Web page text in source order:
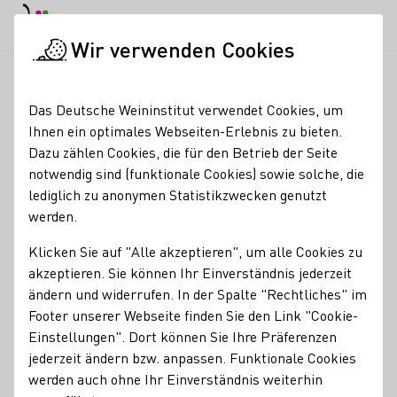
Weißwein-Emoji: Thema
im 'Mainz bleibt Mainz'
Interview
In vielen Regionen Deutschlands wurde Mitte Februar
Brauchtumspflege und Kultur erlebbar. Exemplarisch
berichtet Juliane Schäfer, Deutsche Weinprinzessin
2022/2023 von der Mainzer Fastnacht. Diese blickt auf eine
lange Geschichte zurück, die untrennbar mit dem
Kutlurgut Wein verbunden ist.
Wir verwenden Cookies
Das Deutsche Weininstitut verwendet Cookies, um
Ihnen ein optimales Webseiten-Erlebnis zu bieten.
Dazu zählen Cookies, die für den Betrieb der Seite
notwendig sind (funktionale Cookies) sowie solche, die
lediglich zu anonymen Statistikzwecken genutzt
werden.
Klicken Sie auf "Alle akzeptieren", um alle Cookies zu
akzeptieren. Sie können Ihr Einverständnis jederzeit
ändern und widerrufen. In der Spalte "Rechtliches" im
Footer unserer Webseite finden Sie den Link "Cookie-
Einstellungen". Dort können Sie Ihre Präferenzen
jederzeit ändern bzw. anpassen. Funktionale Cookies
werden auch ohne Ihr Einverständnis weiterhin